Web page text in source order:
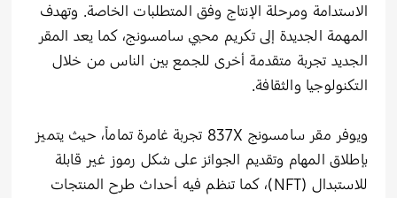
الاستدامة ومرحلة الإنتاج وفق المتطلبات الخاصة. وتهدف
المهمة الجديدة إلى تكريم محبي سامسونج، كما يعد المقر
الجديد تجربة متقدمة أخرى للجمع بين الناس من خلال
التكنولوجيا والثقافة.
ويوفر مقر سامسونج 837X تجربة غامرة تماماً، حيث يتميز
بإطلاق المهام وتقديم الجوائز على شكل رموز غير قابلة
للاستبدال (NFT)، كما تنظم فيه أحداث طرح المنتجات